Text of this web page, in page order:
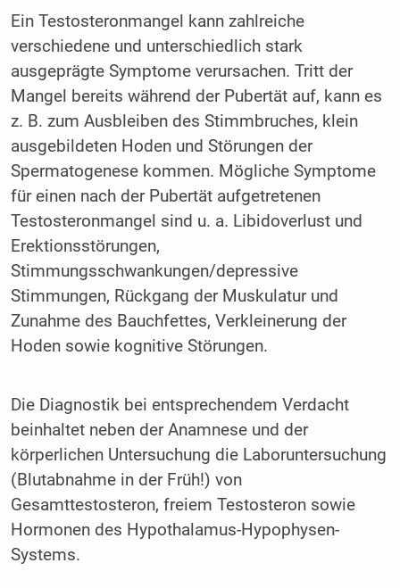
Ein Testosteronmangel kann zahlreiche
verschiedene und unterschiedlich stark
ausgeprägte Symptome verursachen. Tritt der
Mangel bereits während der Pubertät auf, kann es
z. B. zum Ausbleiben des Stimmbruches, klein
ausgebildeten Hoden und Störungen der
Spermatogenese kommen. Mögliche Symptome
für einen nach der Pubertät aufgetretenen
Testosteronmangel sind u. a. Libidoverlust und
Erektionsstörungen,
Stimmungsschwankungen/depressive
Stimmungen, Rückgang der Muskulatur und
Zunahme des Bauchfettes, Verkleinerung der
Hoden sowie kognitive Störungen.
Die Diagnostik bei entsprechendem Verdacht
beinhaltet neben der Anamnese und der
körperlichen Untersuchung die Laboruntersuchung
(Blutabnahme in der Früh!) von
Gesamttestosteron, freiem Testosteron sowie
Hormonen des Hypothalamus-Hypophysen-
Systems.